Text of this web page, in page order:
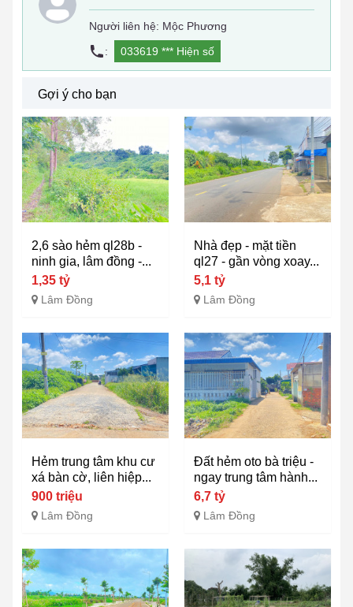
Người liên hệ: Mộc Phương
:
033619 *** Hiện số
Gợi ý cho bạn
2,6 sào hẻm ql28b -
ninh gia, lâm đồng -...
1,35 tỷ
Lâm Đồng
Nhà đẹp - mặt tiền
ql27 - gần vòng xoay...
5,1 tỷ
Lâm Đồng
Hẻm trung tâm khu cư
xá bàn cờ, liên hiệp...
900 triệu
Lâm Đồng
Đất hẻm oto bà triệu -
ngay trung tâm hành...
6,7 tỷ
Lâm Đồng